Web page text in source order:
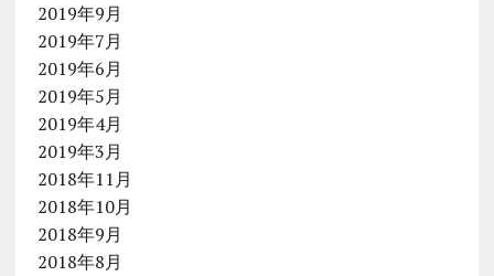
2019年9月
2019年7月
2019年6月
2019年5月
2019年4月
2019年3月
2018年11月
2018年10月
2018年9月
2018年8月